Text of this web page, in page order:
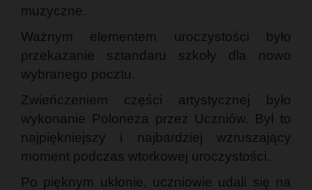
muzyczne.
Ważnym elementem uroczystości było
przekazanie sztandaru szkoły dla nowo
wybranego pocztu.
Zwieńczeniem części artystycznej było
wykonanie Poloneza przez Uczniów. Był to
najpiękniejszy i najbardziej wzruszający
moment podczas wtorkowej uroczystości.
Po pięknym ukłonie, uczniowie udali się na